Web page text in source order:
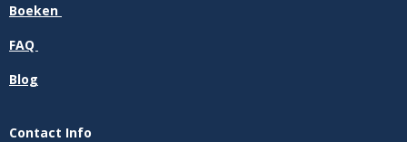
Boeken
FAQ
Blog
Contact Info